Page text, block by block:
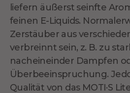
liefern äußerst seinfte
feinen E-Liquids.
Zerstäuber aus
verbreinnt sein, z. B. zu
nacheineinder Dampfen
Überbeeinspruchung.
Qualität von dasMOTI·S